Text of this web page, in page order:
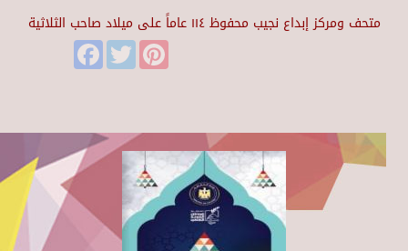
متحف ومركز إبداع نجيب محفوظ ١١٤ عاماً على ميلاد صاحب الثلاثية
FacebookTwitter